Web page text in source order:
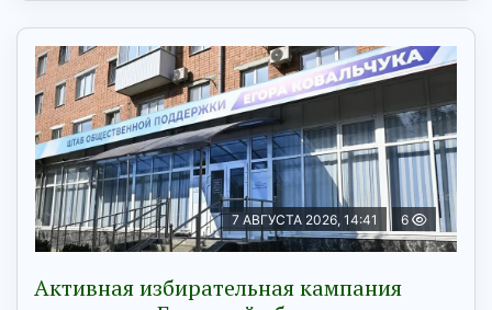
7 АВГУСТА 2026, 14:41 6
Активная избирательная кампания